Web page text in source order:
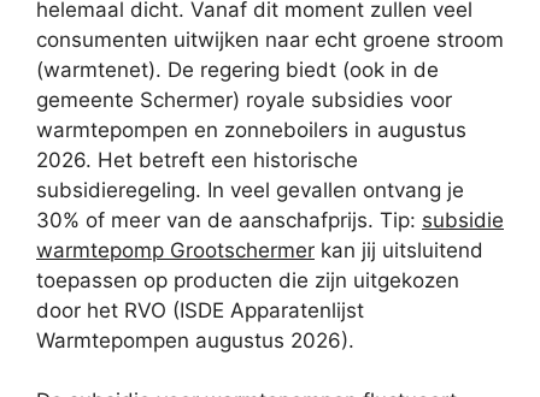
helemaal dicht. Vanaf dit moment zullen veel
consumenten uitwijken naar echt groene stroom
(warmtenet). De regering biedt (ook in de
gemeente Schermer) royale subsidies voor
warmtepompen en zonneboilers in augustus
2026. Het betreft een historische
subsidieregeling. In veel gevallen ontvang je
30% of meer van de aanschafprijs. Tip: subsidie
warmtepomp Grootschermer kan jij uitsluitend
toepassen op producten die zijn uitgekozen
door het RVO (ISDE Apparatenlijst
Warmtepompen augustus 2026).